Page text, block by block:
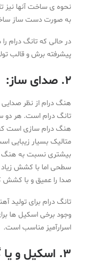
نحوه ی ساخت آنها نیز
به صورت دست ساز
در حالی که تانگ درام
پیشرفته برش و قالب
2. صدای ساز:
هنگ درام از نظر
تانگ درام است. هر دو
هنگ درام سازی است
متالیک بسیار زیبایی
بیشتری نسبت به هنگ
سطحی اما با کشش زیاد
صدا را عمیق و با کشش
تانگ درام برای تولید
وجود برخی اسکیل ها
اسرارآمیز مناسب است.
3. اسکیل و یا گام ساز: